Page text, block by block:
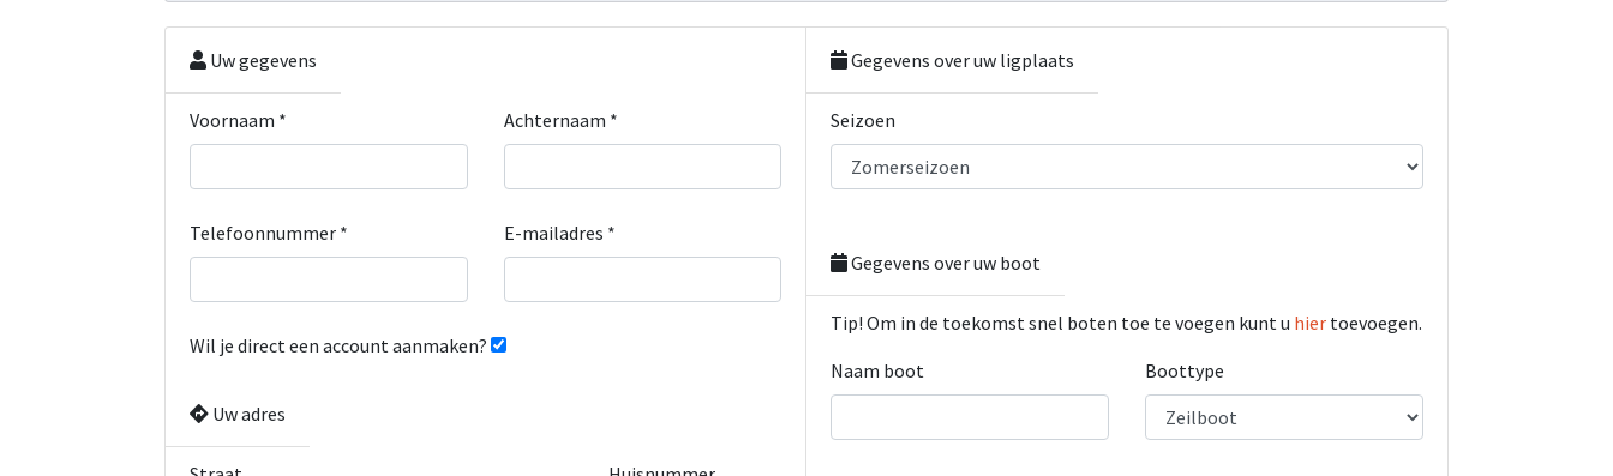
Uw gegevens
Voornaam * Achternaam *
Telefoonnummer * E-mailadres *
Wil je direct een account aanmaken?
Uw adres
Gegevens over uw ligplaats
Seizoen
Gegevens over uw boot
Tip! Om in de toekomst snel boten toe te voegen kunt u hier toevoegen.
Naam boot
Boottype